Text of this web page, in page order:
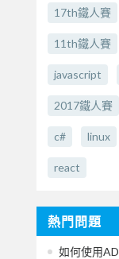
17th鐵人賽
11th鐵人賽
javascript
2017鐵人賽
c# linux
react
熱門問題
如何使用